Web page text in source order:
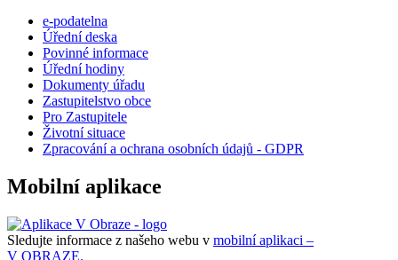
e-podatelna
Úřední deska
Povinné informace
Úřední hodiny
Dokumenty úřadu
Zastupitelstvo obce
Pro Zastupitele
Životní situace
Zpracování a ochrana osobních údajů - GDPR
Mobilní aplikace
Sledujte informace z našeho webu v mobilní aplikaci –
V OBRAZE.